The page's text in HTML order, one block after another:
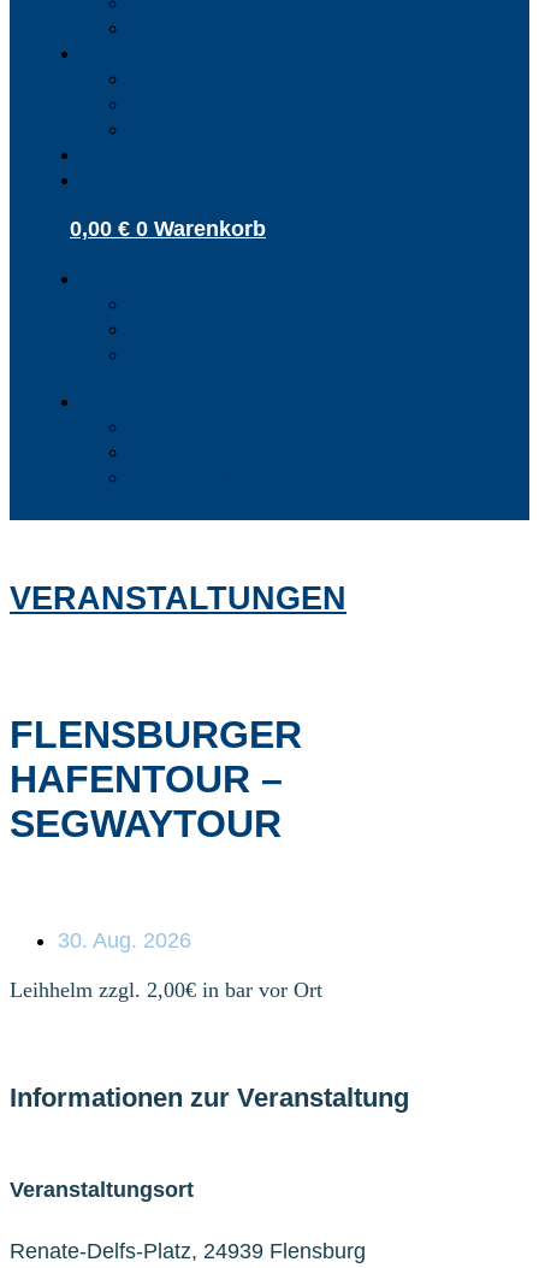
0,00 € 0 Warenkorb
VERANSTALTUNGEN
FLENSBURGER
HAFENTOUR –
SEGWAYTOUR
30. Aug. 2026
Leihhelm zzgl. 2,00€ in bar vor Ort
Informationen zur Veranstaltung
Veranstaltungsort
Renate-Delfs-Platz, 24939 Flensburg